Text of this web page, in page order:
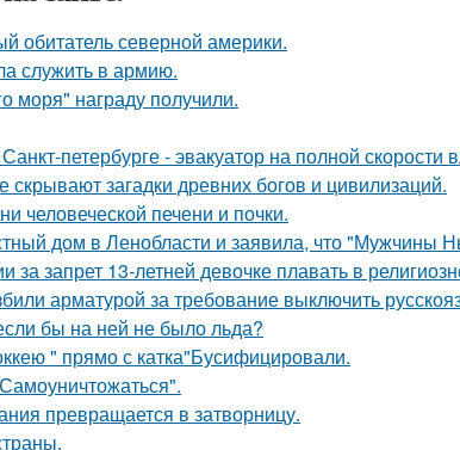
обитатель северной америки.
служить в армию.
моря" награду получили.
петербурге - эвакуатор на полной скорости
загадки древних богов и цивилизаций.
человеческой печени и почки.
дом в Ленобласти и заявила, что "Мужчины
за запрет 13-летней девочке плавать в
арматурой за требование выключить
бы на ней не было льда?
" прямо с катка"Бусифицировали.
превращается в затворницу.